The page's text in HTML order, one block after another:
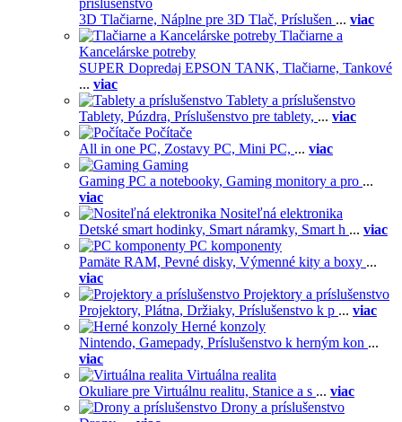
príslušenstvo
3D Tlačiarne, Náplne pre 3D Tlač, Príslušen ... viac
Tlačiarne a
Kancelárske potreby
SUPER Dopredaj EPSON TANK, Tlačiarne, Tankové
... viac
Tablety a príslušenstvo
Tablety, Púzdra, Príslušenstvo pre tablety, ... viac
Počítače
All in one PC, Zostavy PC, Mini PC, ... viac
Gaming
Gaming PC a notebooky, Gaming monitory a pro ...
viac
Nositeľná elektronika
Detské smart hodinky, Smart náramky, Smart h ... viac
PC komponenty
Pamäte RAM, Pevné disky, Výmenné kity a boxy ...
viac
Projektory a príslušenstvo
Projektory, Plátna, Držiaky, Príslušenstvo k p ... viac
Herné konzoly
Nintendo, Gamepady, Príslušenstvo k herným kon ...
viac
Virtuálna realita
Okuliare pre Virtuálnu realitu, Stanice a s ... viac
Drony a príslušenstvo